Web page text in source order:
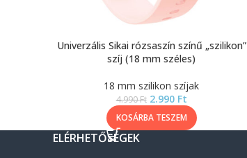
Univerzális Sikai rózsaszín színű „szilikon”
szíj (18 mm széles)
18 mm szilikon szíjak
4.990Ft 2.990 Ft
KOSÁRBA TESZEM
ELÉRHETŐSÉGEK